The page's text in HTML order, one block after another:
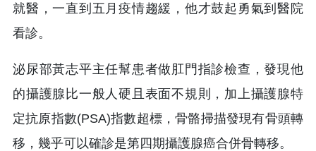
就醫，一直到五月疫情趨緩，他才鼓起勇氣到醫院
看診。
泌尿部黃志平主任幫患者做肛門指診檢查，發現他
的攝護腺比一般人硬且表面不規則，加上攝護腺特
定抗原指數(PSA)指數超標，骨骼掃描發現有骨頭轉
移，幾乎可以確診是第四期攝護腺癌合併骨轉移。